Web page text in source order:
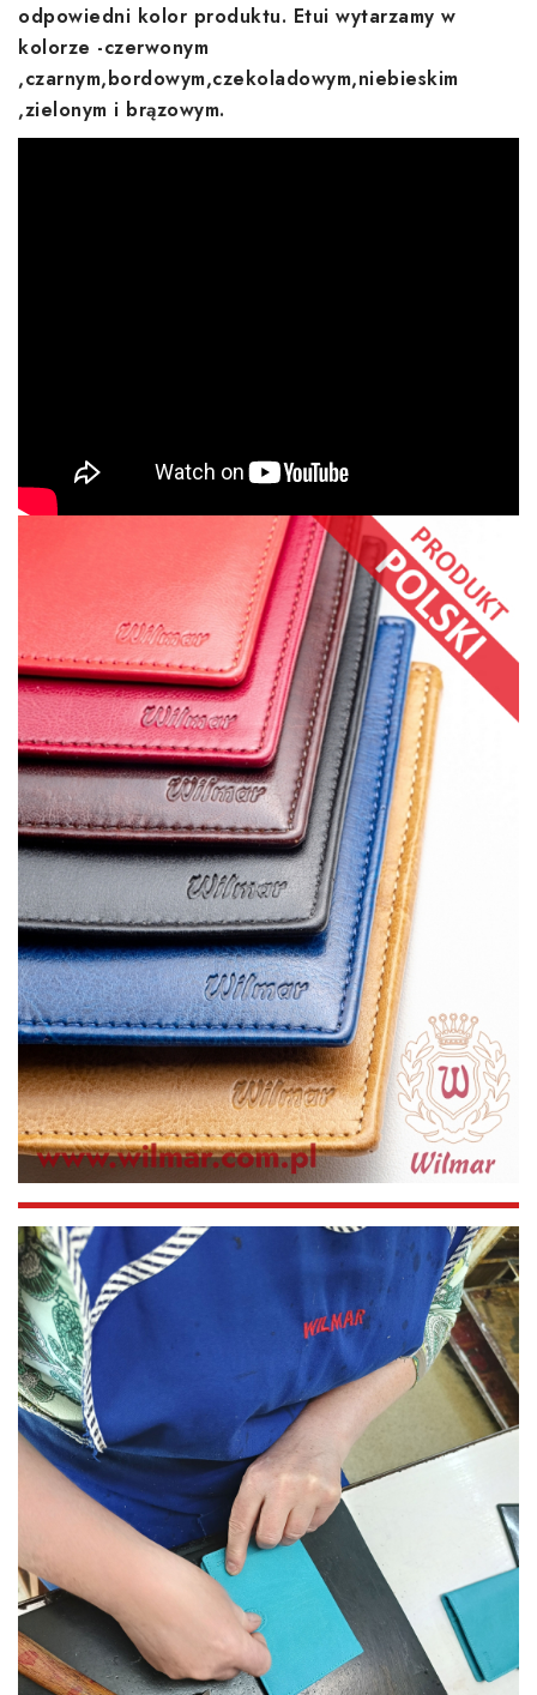
odpowiedni kolor produktu. Etui wytarzamy w
kolorze -czerwonym
,czarnym,bordowym,czekoladowym,niebieskim
,zielonym i brązowym.